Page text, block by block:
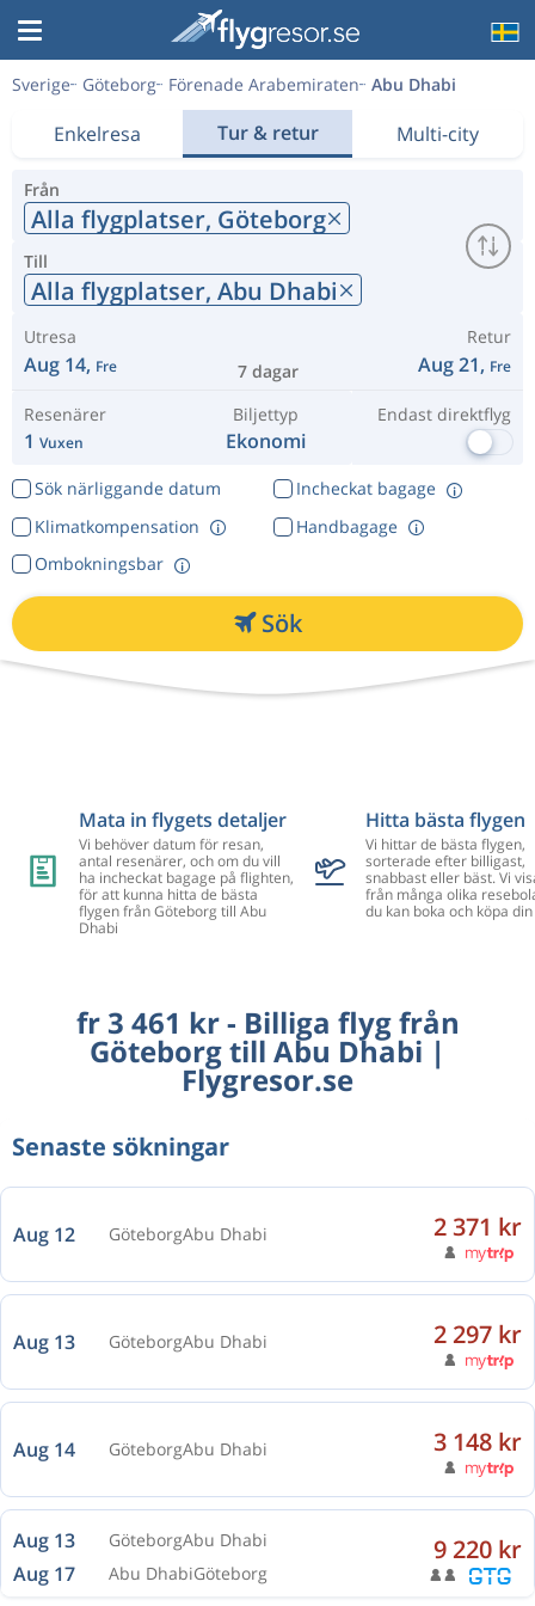
Sverige Göteborg Förenade Arabemiraten Abu Dhabi
Enkelresa Tur & retur Multi-city
Från
Alla flygplatser, Göteborg
Till
Alla flygplatser, Abu Dhabi
Utresa
Aug 14, Fre 7 dagar
Retur
Aug 21, Fre
Resenärer
1 Vuxen
Biljettyp
Ekonomi
Endast direktflyg
Sök närliggande datum
Incheckat bagage
Klimatkompensation
Ombokningsbar
Handbagage
Sök
Mata in flygets detaljer
Vi behöver datum för resan,
antal resenärer, och om du vill
ha incheckat bagage på flighten,
för att kunna hitta de bästa
flygen från Göteborg till Abu
Dhabi
Hitta bästa flygen
Vi hittar de bästa flygen,
sorterade efter billigast,
snabbast eller bäst. Vi
från många olika
du kan boka och köpa
fr 3 461 kr - Billiga flyg från
Göteborg till Abu Dhabi |
Flygresor.se
Senaste sökningar
Abu Dhabi
2 297 kr
3 148 kr
Aug 17 Abu DhabiGöteborg
9 220 kr
Okt 25 GöteborgAbu Dhabi 3 806 kr